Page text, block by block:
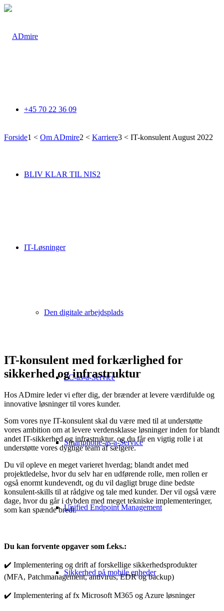
+45 70 22 36 09
BLIV KLAR TIL NIS2
IT-Løsninger
Den digitale arbejdsplads
PC-as-a-Service
Smartphone-as-a-Service
Unified Endpoint Management
Sikkerhed på mobile enheder
Forside1 < Om ADmire2 < Karriere3 < IT-konsulent August 2022
IT-konsulent med forkærlighed for
sikkerhed og infrastruktur
Hos ADmire leder vi efter dig, der brænder at levere værdifulde og
innovative løsninger til vores kunder.
Som vores nye IT-konsulent skal du være med til at understøtte
vores ambition om at levere verdensklasse løsninger inden for blandt
andet IT-sikkerhed og infrastruktur, og du får en vigtig rolle i at
understøtte vores dygtige team af sælgere.
Du vil opleve en meget varieret hverdag; blandt andet med
projektledelse, hvor du selv har en udførende rolle, men rollen er
også enormt kundevendt, og du vil dagligt bruge dine bedste
konsulent-skills til at rådgive og tale med kunder. Der vil også være
dage, hvor du går i dybden med meget tekniske implementeringer,
som kan spænde bredt.
Du kan forvente opgaver som f.eks.:
✔️ Implementering og drift af forskellige sikkerhedsprodukter
(MFA, Patchmanagement, antivirus, EDR og backup)
✔️ Implementering af fx Microsoft M365 og Azure løsninger